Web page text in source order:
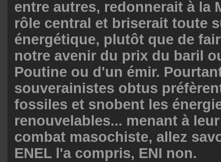
entre autres, redonnerait à la
rôle central et briserait toute
énergétique, plutôt que de
notre avenir du prix du baril
Poutine ou d'un émir.
souverainistes obtus
fossiles et snobent les
renouvelables... menant à
combat masochiste, allez
ENEL l'a compris, ENI non.